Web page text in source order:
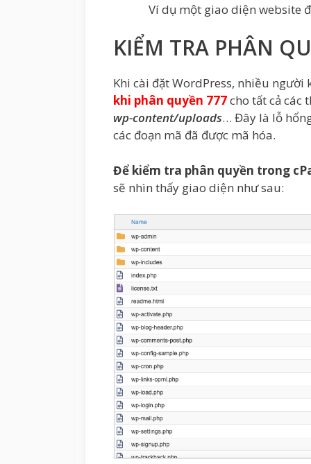
Ví dụ một giao diện website
KIỂM TRA PHÂN
Khi cài đặt WordPress, nhiều
khi phân quyền 777cho tất cả các
wp-content/uploads… Đây là lỗ
các đoạn mã đã được mã hóa.
Để kiểm tra phân quyền trong
sẽ nhìn thấy giao diện như sau: